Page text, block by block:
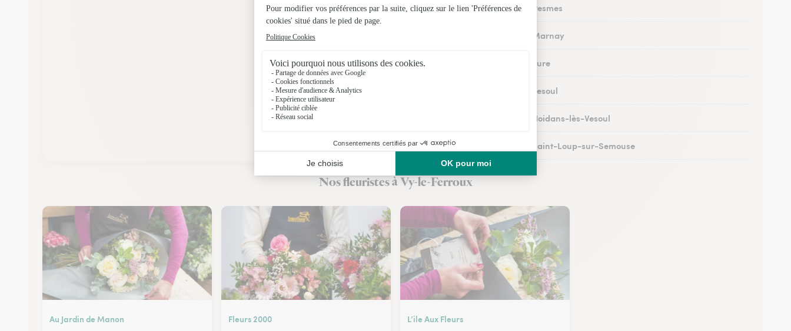
Fleuristes à Pesmes
Fleuristes à Marnay
Fleuristes à Lure
Fleuristes à Vesoul
Fleuristes à Noidans-lès-Vesoul
Fleuristes à Saint-Loup-sur-Semouse
Fleuristes à Héricourt
Nos fleuristes à Vy-le-Ferroux
Au Jardin de Manon Fleurs 2000 L’ile Aux Fleurs